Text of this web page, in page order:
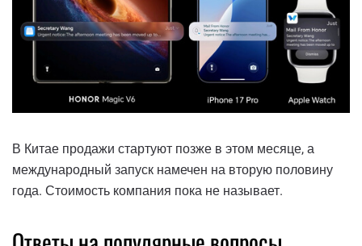
В Китае продажи стартуют позже в этом месяце, а
международный запуск намечен на вторую половину
года. Стоимость компания пока не называет.